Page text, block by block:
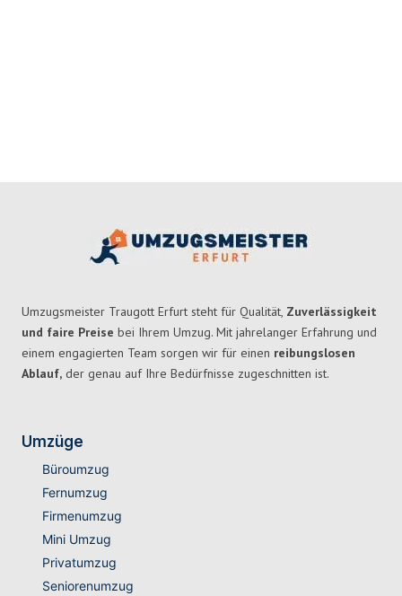
Umzugsmeister Traugott Erfurt steht für Qualität, Zuverlässigkeit
und faire Preise bei Ihrem Umzug. Mit jahrelanger Erfahrung und
einem engagierten Team sorgen wir für einen reibungslosen
Ablauf, der genau auf Ihre Bedürfnisse zugeschnitten ist.
Umzüge
Büroumzug
Fernumzug
Firmenumzug
Mini Umzug
Privatumzug
Seniorenumzug